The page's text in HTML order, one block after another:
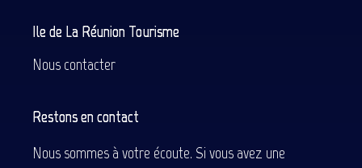
Ile de La Réunion Tourisme
Nous contacter
Restons en contact
Nous sommes à votre écoute. Si vous avez une